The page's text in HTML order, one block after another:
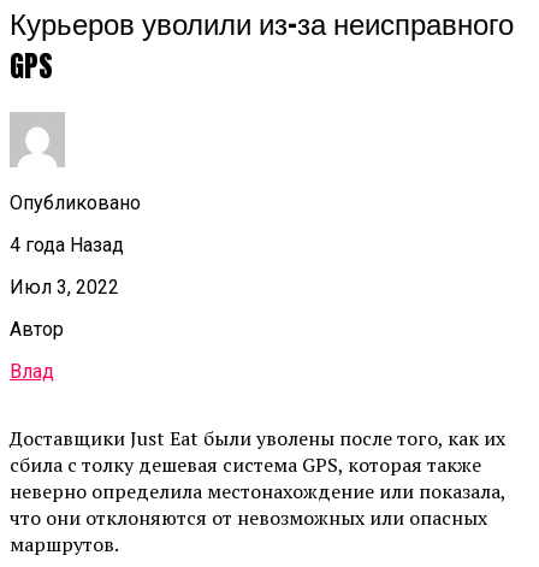
Курьеров уволили из-за неисправного
GPS
Опубликовано
4 года Назад
Июл 3, 2022
Автор
Влад
Доставщики Just Eat были уволены после того, как их
сбила с толку дешевая система GPS, которая также
неверно определила местонахождение или показала,
что они отклоняются от невозможных или опасных
маршрутов.